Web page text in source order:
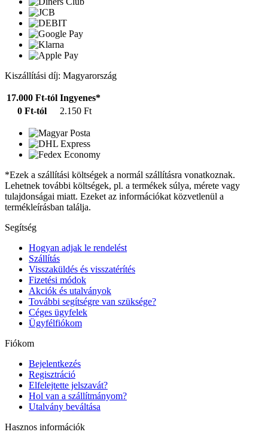
Kiszállítási díj: Magyarország
17.000 Ft-tól Ingyenes*
0 Ft-tól
2.150 Ft
*Ezek a szállítási költségek a normál szállításra vonatkoznak.
Lehetnek további költségek, pl. a termékek súlya, mérete vagy
tulajdonságai miatt. Ezeket az információkat közvetlenül a
termékleírásban találja.
Segítség
Hogyan adjak le rendelést
Szállítás
Visszaküldés és visszatérítés
Fizetési módok
Akciók és utalványok
További segítségre van szüksége?
Céges ügyfelek
Ügyfélfiókom
Fiókom
Bejelentkezés
Regisztráció
Elfelejtette jelszavát?
Hol van a szállítmányom?
Utalvány beváltása
Hasznos információk